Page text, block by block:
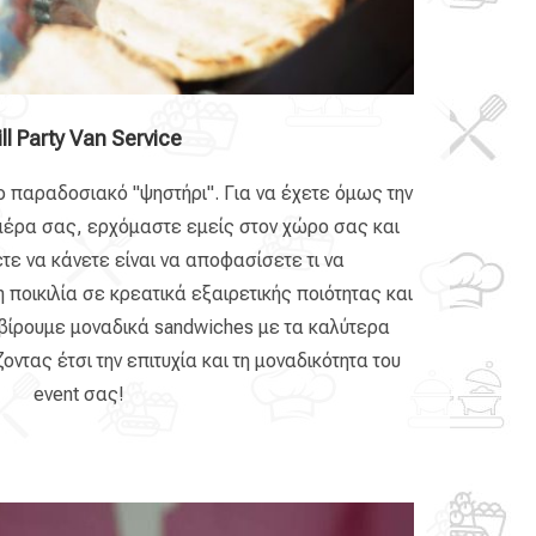
Party Van Service
παραδοσιακό "ψηστήρι". Για να έχετε όμως την
σας, ερχόμαστε εμείς στον χώρο σας και
να κάνετε είναι να αποφασίσετε τι να
σε κρεατικά εξαιρετικής ποιότητας και
μοναδικά sandwiches με τα καλύτερα
έτσι την επιτυχία και τη μοναδικότητα του
event σας!